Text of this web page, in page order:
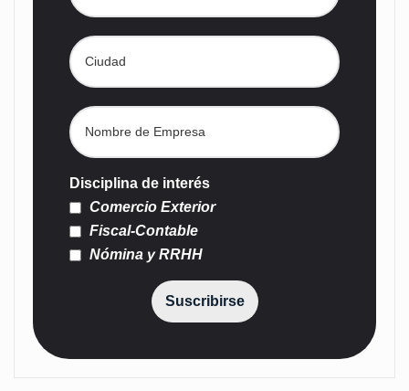
Disciplina de interés
Comercio Exterior
Fiscal-Contable
Nómina y RRHH
Suscribirse